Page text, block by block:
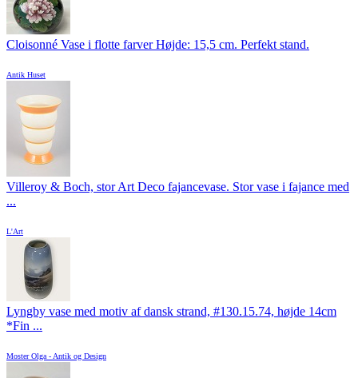
Cloisonné Vase i flotte farver Højde: 15,5 cm. Perfekt stand.
Antik Huset
Villeroy & Boch, stor Art Deco fajancevase. Stor vase i fajance med
...
L'Art
Lyngby vase med motiv af dansk strand, #130.15.74, højde 14cm
*Fin ...
Moster Olga - Antik og Design